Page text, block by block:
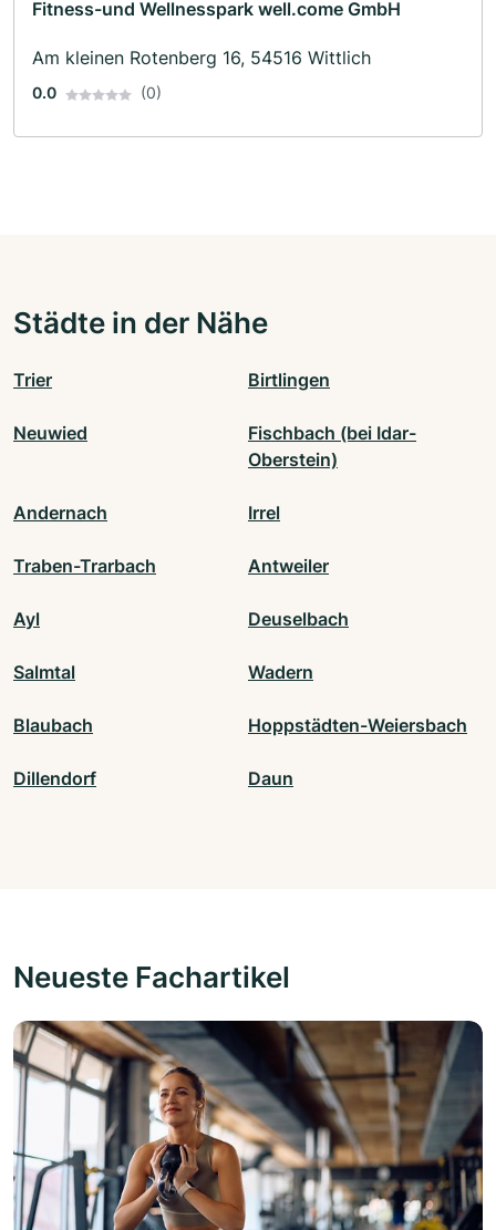
Fitness-und Wellnesspark well.come GmbH
Am kleinen Rotenberg 16, 54516 Wittlich
0.0 (0)
Städte in der Nähe
Trier Birtlingen
Neuwied
Fischbach (bei Idar-
Oberstein)
Andernach Irrel
Traben-Trarbach Antweiler
Ayl Deuselbach
Salmtal Wadern
Blaubach Hoppstädten-Weiersbach
Dillendorf Daun
Neueste Fachartikel